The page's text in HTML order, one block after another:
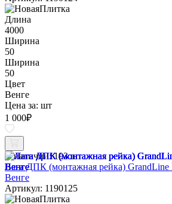
Длина
4000
Ширина
50
Ширина
50
Цвет
Венге
Цена за: шт
1 000₽
В наличии: 193 шт
Лага ДПК (монтажная рейка)
Венге
Артикул: 1190125